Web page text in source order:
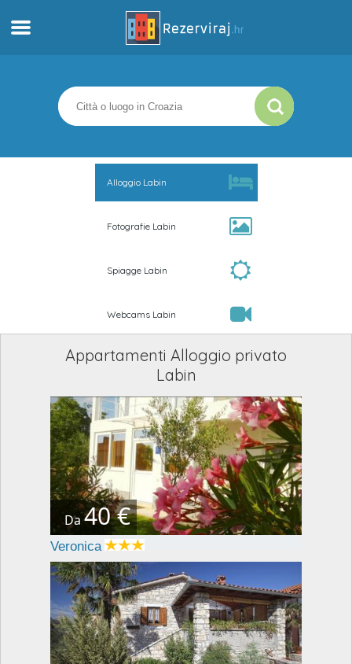
Appartamenti
Informazioni turistiche
Alloggio Labin
Fotografie Labin
Spiagge Labin
Webcams Labin
Appartamenti Alloggio privato
Labin
Da40 €
Veronica